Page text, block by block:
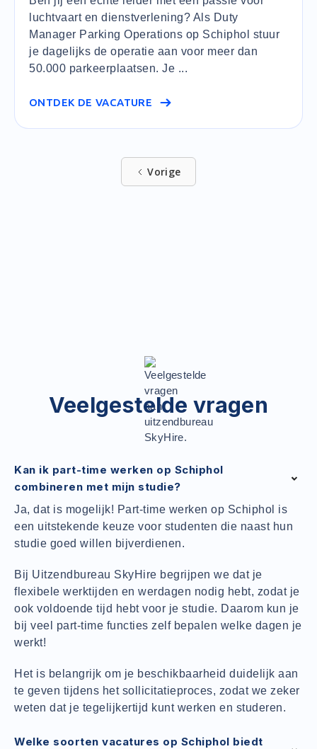
luchtvaart en dienstverlening? Als Duty
Manager Parking Operations op Schiphol stuur
je dagelijks de operatie aan voor meer dan
50.000 parkeerplaatsen. Je ...
ONTDEK DE VACATURE
Vorige
Veelgestelde vragen
Kan ik part-time werken op Schiphol
combineren met mijn studie?
Ja, dat is mogelijk! Part-time werken op Schiphol is
een uitstekende keuze voor studenten die naast hun
studie goed willen bijverdienen.
Bij Uitzendbureau SkyHire begrijpen we dat je
flexibele werktijden en werdagen nodig hebt, zodat je
ook voldoende tijd hebt voor je studie. Daarom kun je
bij veel part-time functies zelf bepalen welke dagen je
werkt!
Het is belangrijk om je beschikbaarheid duidelijk aan
te geven tijdens het sollicitatieproces, zodat we zeker
weten dat je tegelijkertijd kunt werken en studeren.
Welke soorten vacatures op Schiphol biedt